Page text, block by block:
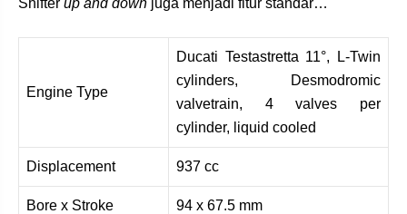
Engine Type
Ducati Testastretta 11°, L-Twin
cylinders, Desmodromic
valvetrain, 4 valves per
cylinder, liquid cooled
Displacement 937 cc
Bore x Stroke 94 x 67.5 mm